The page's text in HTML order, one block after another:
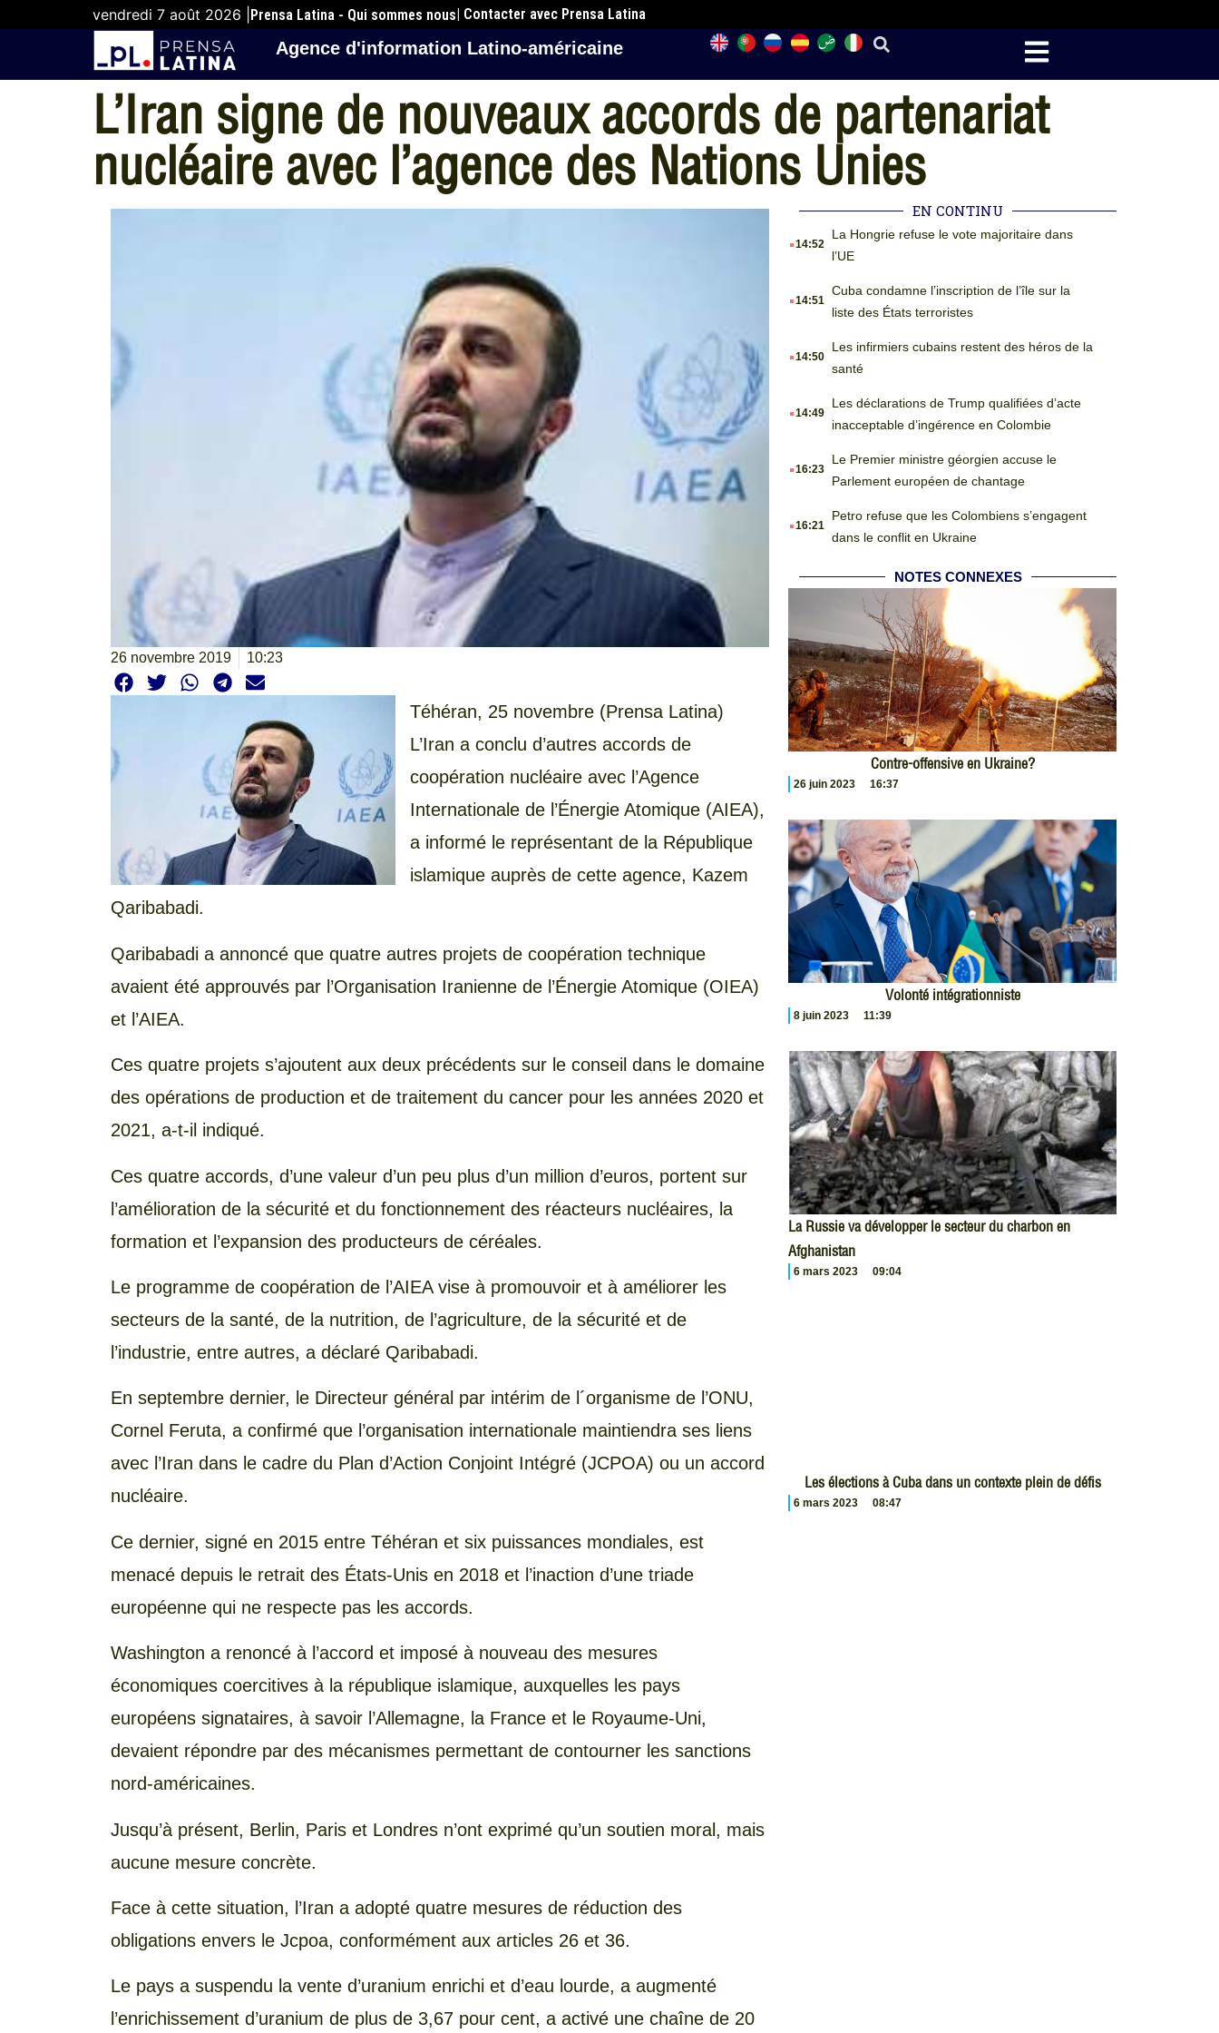
vendredi 7 août 2026 | Prensa Latina - Qui sommes nous| Contacter avec Prensa Latina
Agence d'information Latino-américaine
L’Iran signe de nouveaux accords de partenariat
nucléaire avec l’agence des Nations Unies
26 novembre 2019 10:23
Téhéran, 25 novembre (Prensa Latina)
L’Iran a conclu d’autres accords de
coopération nucléaire avec l’Agence
Internationale de l’Énergie Atomique (AIEA),
a informé le représentant de la République
islamique auprès de cette agence, Kazem
Qaribabadi.
Qaribabadi a annoncé que quatre autres projets de coopération technique
avaient été approuvés par l’Organisation Iranienne de l’Énergie Atomique (OIEA)
et l’AIEA.
Ces quatre projets s’ajoutent aux deux précédents sur le conseil dans le domaine
des opérations de production et de traitement du cancer pour les années 2020 et
2021, a-t-il indiqué.
Ces quatre accords, d’une valeur d’un peu plus d’un million d’euros, portent sur
l’amélioration de la sécurité et du fonctionnement des réacteurs nucléaires, la
formation et l’expansion des producteurs de céréales.
Le programme de coopération de l’AIEA vise à promouvoir et à améliorer les
secteurs de la santé, de la nutrition, de l’agriculture, de la sécurité et de
l’industrie, entre autres, a déclaré Qaribabadi.
En septembre dernier, le Directeur général par intérim de l´organisme de l’ONU,
Cornel Feruta, a confirmé que l’organisation internationale maintiendra ses liens
avec l’Iran dans le cadre du Plan d’Action Conjoint Intégré (JCPOA) ou un accord
nucléaire.
Ce dernier, signé en 2015 entre Téhéran et six puissances mondiales, est
menacé depuis le retrait des États-Unis en 2018 et l’inaction d’une triade
européenne qui ne respecte pas les accords.
Washington a renoncé à l’accord et imposé à nouveau des mesures
économiques coercitives à la république islamique, auxquelles les pays
européens signataires, à savoir l’Allemagne, la France et le Royaume-Uni,
devaient répondre par des mécanismes permettant de contourner les sanctions
nord-américaines.
Jusqu’à présent, Berlin, Paris et Londres n’ont exprimé qu’un soutien moral, mais
aucune mesure concrète.
Face à cette situation, l’Iran a adopté quatre mesures de réduction des
obligations envers le Jcpoa, conformément aux articles 26 et 36.
Le pays a suspendu la vente d’uranium enrichi et d’eau lourde, a augmenté
l’enrichissement d’uranium de plus de 3,67 pour cent, a activé une chaîne de 20
EN CONTINU
.14:52
La Hongrie refuse le vote majoritaire dans
l’UE
.14:51
Cuba condamne l’inscription de l’île sur la
liste des États terroristes
.14:50
Les infirmiers cubains restent des héros de la
santé
.14:49
Les déclarations de Trump qualifiées d’acte
inacceptable d’ingérence en Colombie
.16:23
Le Premier ministre géorgien accuse le
Parlement européen de chantage
.16:21
Petro refuse que les Colombiens s’engagent
dans le conflit en Ukraine
NOTES CONNEXES
Contre-offensive en Ukraine?
26 juin 2023 16:37
Volonté intégrationniste
8 juin 2023 11:39
La Russie va développer le secteur du charbon en
Afghanistan
6 mars 2023 09:04
Les élections à Cuba dans un contexte plein de défis
6 mars 2023 08:47